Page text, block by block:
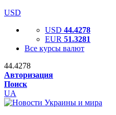
USD
USD 44.4278
EUR 51.3281
Все курсы валют
44.4278
Авторизация
Поиск
UA